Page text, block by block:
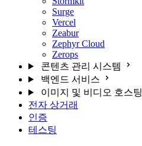
Surge
Vercel
Zeabur
Zephyr Cloud
Zerops
콘텐츠 관리 시스템
백엔드 서비스
이미지 및 비디오 호스팅
전자 상거래
인증
테스팅